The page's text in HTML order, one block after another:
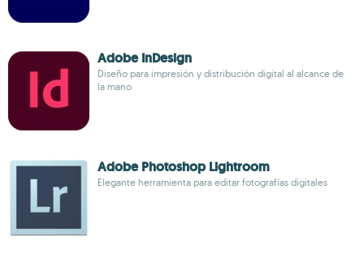
Adobe InDesign
Diseño para impresión y distribución digital al alcance de
la mano
Adobe Photoshop Lightroom
Elegante herramienta para editar fotografías digitales